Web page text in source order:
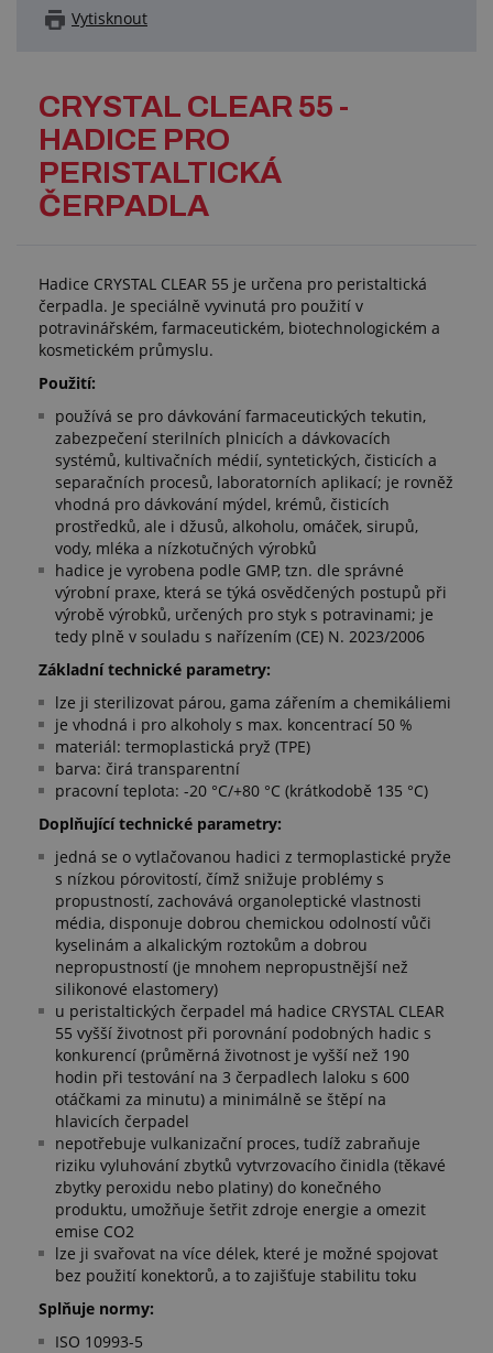
Vytisknout
CRYSTAL CLEAR 55 -
HADICE PRO
PERISTALTICKÁ
ČERPADLA
Hadice CRYSTAL CLEAR 55 je určena pro peristaltická
čerpadla. Je speciálně vyvinutá pro použití v
potravinářském, farmaceutickém, biotechnologickém a
kosmetickém průmyslu.
Použití:
používá se pro dávkování farmaceutických tekutin,
zabezpečení sterilních plnicích a dávkovacích
systémů, kultivačních médií, syntetických, čisticích a
separačních procesů, laboratorních aplikací; je rovněž
vhodná pro dávkování mýdel, krémů, čisticích
prostředků, ale i džusů, alkoholu, omáček, sirupů,
vody, mléka a nízkotučných výrobků
hadice je vyrobena podle GMP, tzn. dle správné
výrobní praxe, která se týká osvědčených postupů při
výrobě výrobků, určených pro styk s potravinami; je
tedy plně v souladu s nařízením (CE) N. 2023/2006
Základní technické parametry:
lze ji sterilizovat párou, gama zářením a chemikáliemi
je vhodná i pro alkoholy s max. koncentrací 50 %
materiál: termoplastická pryž (TPE)
barva: čirá transparentní
pracovní teplota: -20 °C/+80 °C (krátkodobě 135 °C)
Doplňující technické parametry:
jedná se o vytlačovanou hadici z termoplastické pryže
s nízkou pórovitostí, čímž snižuje problémy s
propustností, zachovává organoleptické vlastnosti
média, disponuje dobrou chemickou odolností vůči
kyselinám a alkalickým roztokům a dobrou
nepropustností (je mnohem nepropustnější než
silikonové elastomery)
u peristaltických čerpadel má hadice CRYSTAL CLEAR
55 vyšší životnost při porovnání podobných hadic s
konkurencí (průměrná životnost je vyšší než 190
hodin při testování na 3 čerpadlech laloku s 600
otáčkami za minutu) a minimálně se štěpí na
hlavicích čerpadel
nepotřebuje vulkanizační proces, tudíž zabraňuje
riziku vyluhování zbytků vytvrzovacího činidla (těkavé
zbytky peroxidu nebo platiny) do konečného
produktu, umožňuje šetřit zdroje energie a omezit
emise CO2
lze ji svařovat na více délek, které je možné spojovat
bez použití konektorů, a to zajišťuje stabilitu toku
Splňuje normy:
ISO 10993-5